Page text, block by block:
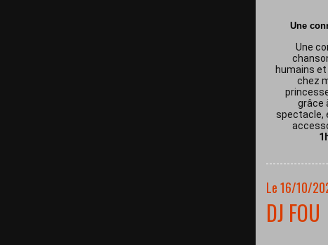
Une
Une
humains et
chez
grâce
spectacle,
Le 16/10/
DJ FOU